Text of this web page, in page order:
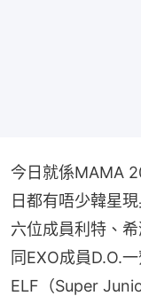
今日就係MAMA
日都有唔少韓星
六位成員利特、
同EXO成員D.O.
ELF（Super